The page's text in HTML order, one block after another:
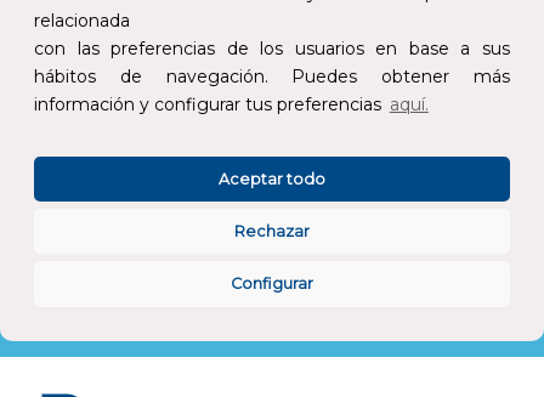
relacionada
con las preferencias de los usuarios en base a sus
hábitos de navegación. Puedes obtener más
información y configurar tus preferencias aquí.
Configurar
Rechazar
Aceptar todo
Calidad y precio